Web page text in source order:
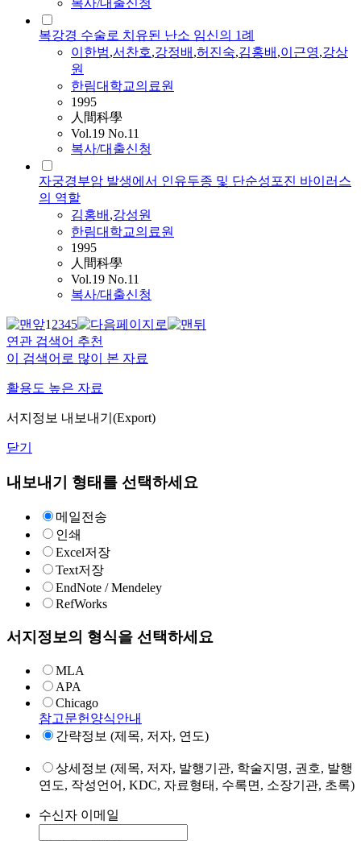
복사/대출신청
복강경 수술로 치유된 난소 임신의 1례
이한범,서찬호,강정배 ,허진숙,김홍배 ,이근영,강상
원
한림대학교의료원
1995
人間科學
Vol.19 No.11
복사/대출신청
자궁경부암 발생에서 인유두종 및 단순성포진 바이러스
의 역할
김홍배 ,강성원
한림대학교의료원
1995
人間科學
Vol.19 No.11
복사/대출신청
12345
연관 검색어 추천
이 검색어로 많이 본 자료
활용도 높은 자료
서지정보 내보내기(Export)
닫기
내보내기 형태를 선택하세요
메일전송
인쇄
Excel저장
Text저장
EndNote / Mendeley
RefWorks
서지정보의 형식을 선택하세요
MLA
APA
Chicago
참고문헌양식안내
간략정보 (제목, 저자, 연도)
상세정보 (제목, 저자, 발행기관, 학술지명, 권호, 발행
연도, 작성언어, KDC, 자료형태, 수록면, 소장기관, 초록)
수신자 이메일